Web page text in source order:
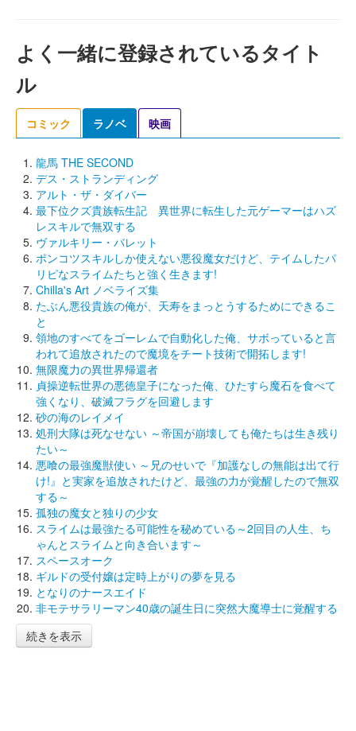
よく一緒に登録されているタイト
ル
コミック ラノベ 映画
龍馬 THE SECOND
デス・ストランディング
アルト・ザ・ダイバー
最下位クズ貴族転生記 異世界に転生した元ゲーマーはハズ
レスキルで無双する
ヴァルキリー・バレット
ポンコツスキルしか使えない悪役魔女だけど、テイムしたパ
リピなスライムたちと強く生きます!
Chilla's Art ノベライズ集
たぶん悪役貴族の俺が、天寿をまっとうするためにできるこ
と
領地のすべてをゴーレムで自動化した俺、サボっていると言
われて追放されたので魔境をチート技術で開拓します!
無限魔力の異世界帰還者
貞操逆転世界の悪徳皇子になった俺、ひたすら魔石を食べて
強くなり、破滅フラグを回避します
砂の海のレイメイ
処刑大隊は死なせない ～帝国が崩壊しても俺たちは生き残り
たい～
悪喰の最強魔獣使い ～兄のせいで『加護なしの無能は出て行
け!』と実家を追放されたけど、最強の力が覚醒したので無双
する～
孤独の魔女と独りの少女
スライムは最強たる可能性を秘めている～2回目の人生、ち
ゃんとスライムと向き合います～
スペースオーク
ギルドの受付嬢は定時上がりの夢を見る
となりのナースエイド
非モテサラリーマン40歳の誕生日に突然大魔導士に覚醒する
続きを表示